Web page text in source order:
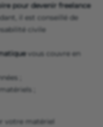
pour devenir freelance
il est conseillé de
civile
vous couvre en
;
;
votre matériel